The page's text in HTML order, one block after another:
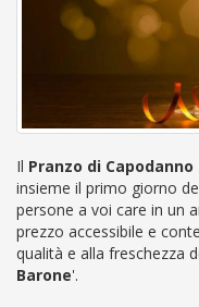
Il Pranzo di Capodanno
insieme il primo giorno
persone a voi care in un
prezzo accessibile e
qualità e alla freschezza
Barone'.